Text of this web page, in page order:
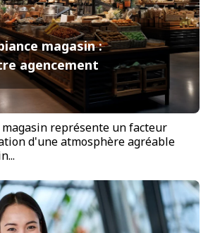
magasin :
agencement
représente un facteur
d'une atmosphère agréable